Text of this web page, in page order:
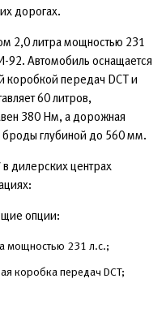
дорогах.
2,0 литра мощностью 231
92. Автомобиль оснащается
коробкой передач DCT и
60 литров,
380 Нм, а дорожная
броды глубиной до 560 мм.
дилерских центрах
опции:
мощностью 231 л.с.;
коробка передач DCT;